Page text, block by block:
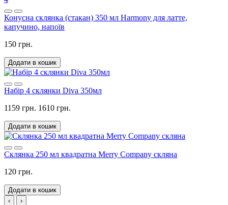
Конусна склянка (стакан) 350 мл Harmony для латте,
капучино, напоїв
150 грн.
Додати в кошик
Набір 4 склянки Diva 350мл
1159 грн. 1610 грн.
Додати в кошик
Склянка 250 мл квадратна Merry Company скляна
120 грн.
Додати в кошик
‹
›